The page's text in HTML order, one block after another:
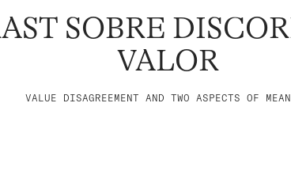
SOBRE
VALOR
VALUE DISAGREEMENT AND TWO ASPECTS OF